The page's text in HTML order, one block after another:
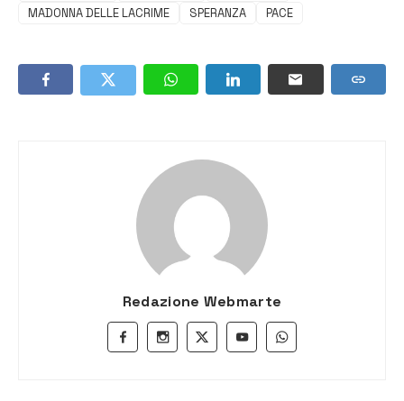
MADONNA DELLE LACRIME
SPERANZA PACE
Redazione Webmarte